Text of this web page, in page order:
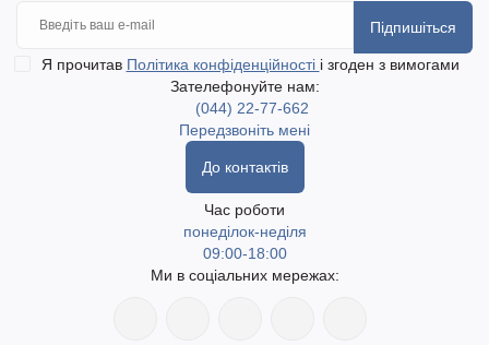
Підпишіться
Я прочитав Політика конфіденційності і згоден з вимогами
Зателефонуйте нам:
(044) 22-77-662
Передзвоніть мені
До контактів
Час роботи
понеділок-неділя
09:00-18:00
Ми в соціальних мережах: